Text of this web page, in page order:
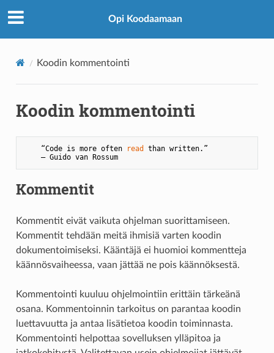
Opi Koodaamaan
Koodin kommentointi
Koodin kommentointi
    “Code is more often
read
than written.”
    — Guido van Rossum
Kommentit
Kommentit eivät vaikuta ohjelman suorittamiseen.
Kommentit tehdään meitä ihmisiä varten koodin
dokumentoimiseksi. Kääntäjä ei huomioi kommentteja
käännösvaiheessa, vaan jättää ne pois käännöksestä.
Kommentointi kuuluu ohjelmointiin erittäin tärkeänä
osana. Kommentoinnin tarkoitus on parantaa koodin
luettavuutta ja antaa lisätietoa koodin toiminnasta.
Kommentointi helpottaa sovelluksen ylläpitoa ja